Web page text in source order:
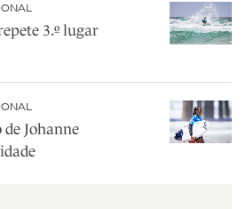
3.º lugar
de Johanne